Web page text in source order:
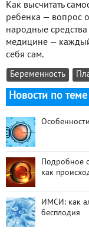
Как высчитать
ребенка — вопрос
народные
медицине —
себя сам.
Беременность
Новости по теме
Подробное
как
ИМСИ: как
бесплодия